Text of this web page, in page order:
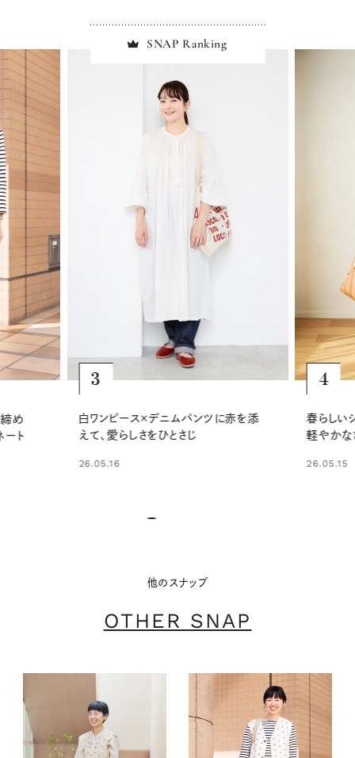
SNAP Ranking
を添
4
春らしいシアーシャツ×白パンツで、
軽やかなきれいめカジュアルに
26.05.15
5
淡いスト
効かせて
26.05.29
他のスナップ
OTHER SNAP